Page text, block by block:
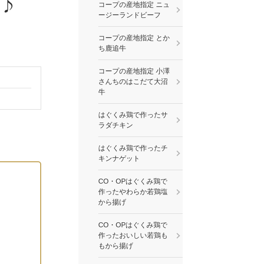
コープの産地指定 ニュ
ージーランドビーフ
コープの産地指定 とか
ち鹿追牛
コープの産地指定 小澤
さんちのはこだて大沼
牛
はぐくみ鶏で作ったサ
ラダチキン
はぐくみ鶏で作ったチ
キンナゲット
CO・OPはぐくみ鶏で
作ったやわらか若鶏塩
から揚げ
CO・OPはぐくみ鶏で
作ったおいしい若鶏も
もから揚げ